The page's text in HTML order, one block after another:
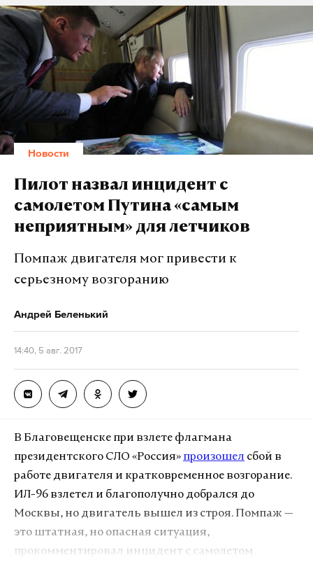
«Госпиталь подвергся бомбардировке более чем 20
снарядами, целью которых стали
электрогенераторы, машины скорой помощи и
отделения внутри госпиталя», – сообщила
агентству SANA (Cирийское арабское
информационное агенство. – Примеч. D.S.) зампред
отделения общества Красного Полумесяца Дина
аль-Ассад. По ее словам, госпиталь помогал более
чем 100 тысячам жителей Ракки. Террористов в
здании не было, они пользуются собственными
работает там, где тормозит интернет.
А еще мы есть вTelegram
Макс
Дзен
U.S airstrikes hit ISIS positions in Nazlat al-Shahada
pic.twitter.com/OnecMgQV7p
— Afarin Mamosta (@AfarinMamosta)5 августа
2017 г.
Активисты оппозиционной правительству Асада
Новости
Пилот назвал инцидент с
самолетом Путина «самым
неприятным» для летчиков
Помпаж двигателя мог привести к
серьезному возгоранию
Андрей Беленький
14:40, 5 авг. 2017
В Благовещенске при взлете флагмана
президентского СЛО «Россия» произошел сбой в
работе двигателя и кратковременное возгорание.
ИЛ-96 взлетел и благополучно добрался до
Москвы, но двигатель вышел из строя. Помпаж —
это штатная, но опасная ситуация,
прокомментировал инцидент с самолетом